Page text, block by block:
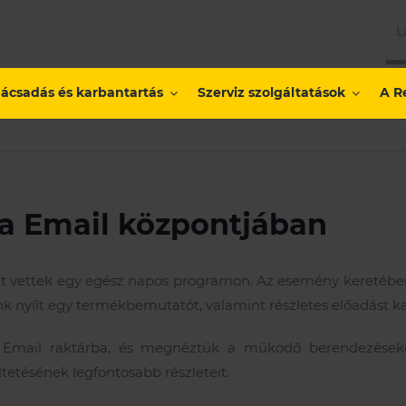
és karbantartás Szerviz szolgáltatások A
Email központjában
egy egész napos programon. Az esemény
nyílt egy termékbemutatót, valamint részletes előadást
raktárba, és megnéztük a működő
legfontosabb részleteit.